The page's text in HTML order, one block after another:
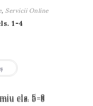
,Servicii Online
1-4